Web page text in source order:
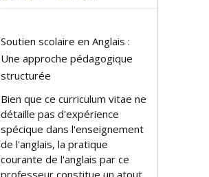
Soutien scolaire en Anglais :
Une approche pédagogique
structurée
Bien que ce curriculum vitae ne
détaille pas d'expérience
spécifique dans l'enseignement
de l'anglais, la pratique
courante de l'anglais par ce
professeur constitue un atout